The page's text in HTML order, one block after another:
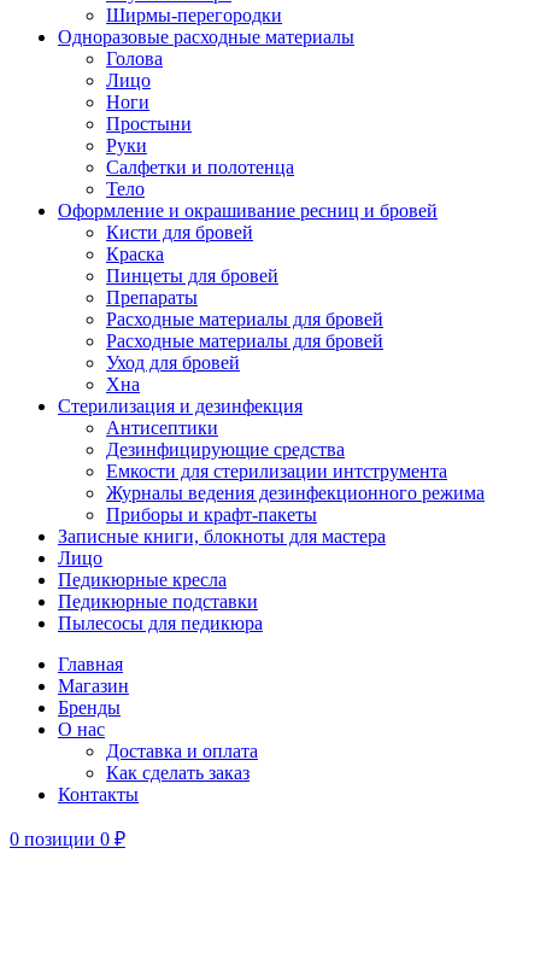
Ширмы-перегородки
Одноразовые расходные материалы
Голова
Лицо
Ноги
Простыни
Руки
Салфетки и полотенца
Тело
Оформление и окрашивание ресниц и бровей
Кисти для бровей
Краска
Пинцеты для бровей
Препараты
Расходные материалы для бровей
Расходные материалы для бровей
Уход для бровей
Хна
Стерилизация и дезинфекция
Антисептики
Дезинфицирующие средства
Емкости для стерилизации интструмента
Журналы ведения дезинфекционного режима
Приборы и крафт-пакеты
Записные книги, блокноты для мастера
Лицо
Педикюрные кресла
Педикюрные подставки
Пылесосы для педикюра
Главная
Магазин
Бренды
О нас
Доставка и оплата
Как сделать заказ
Контакты
0 позиции 0 ₽